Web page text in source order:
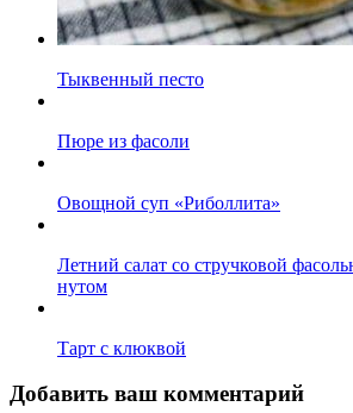
Тыквенный песто
Пюре из фасоли
Овощной суп «Риболлита»
Летний салат со стручковой
нутом
Тарт с клюквой
Добавить ваш комментарий